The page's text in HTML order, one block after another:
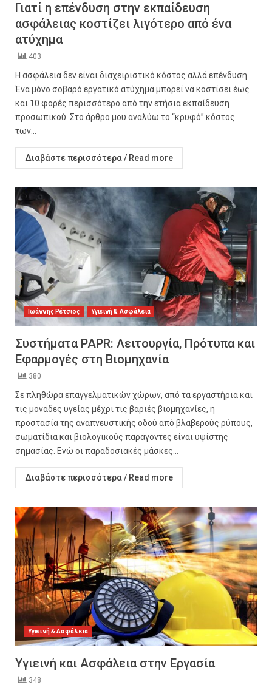
Γιατί η επένδυση στην εκπαίδευση
ασφάλειας κοστίζει λιγότερο από ένα
ατύχημα
403
Η ασφάλεια δεν είναι διαχειριστικό κόστος αλλά επένδυση.
Ένα μόνο σοβαρό εργατικό ατύχημα μπορεί να κοστίσει έως
και 10 φορές περισσότερο από την ετήσια εκπαίδευση
προσωπικού. Στο άρθρο μου αναλύω το “κρυφό” κόστος
των...
Διαβάστε περισσότερα / Read more
Ιωάννης Ρέτσιος Υγιεινή & Ασφάλεια
Συστήματα PAPR: Λειτουργία, Πρότυπα και
Εφαρμογές στη Βιομηχανία
380
Σε πληθώρα επαγγελματικών χώρων, από τα εργαστήρια και
τις μονάδες υγείας μέχρι τις βαριές βιομηχανίες, η
προστασία της αναπνευστικής οδού από βλαβερούς ρύπους,
σωματίδια και βιολογικούς παράγοντες είναι υψίστης
σημασίας. Ενώ οι παραδοσιακές μάσκες...
Διαβάστε περισσότερα / Read more
Υγιεινή & Ασφάλεια
Υγιεινή και Ασφάλεια στην Εργασία
348